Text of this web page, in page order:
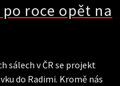
roce opět na
sálech v ČR se projekt
do Radimi. Kromě nás